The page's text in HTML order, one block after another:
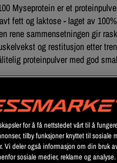
Myseprotein er et
fett og laktose - laget av 100%
rene sammensetningen gir
og restitusjon etter
proteinpulver med god
& ingredienser
for å få nettstedet vårt til å
tilby funksjoner knyttet til sosiale
Vi deler også informasjon om din bruk
sosiale medier, reklame og analyse.